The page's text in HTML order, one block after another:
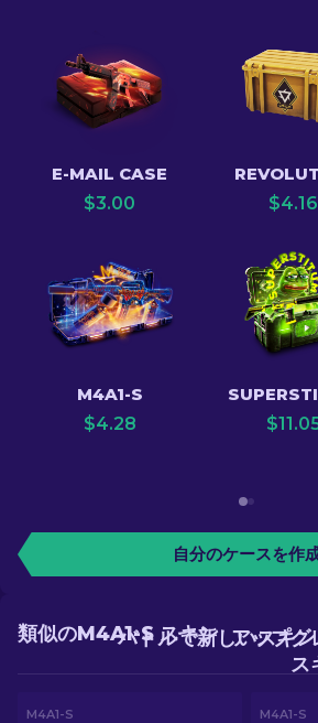
E-MAIL CASE
$3.00
$4.16
M4A1-S
$4.28
$
自分のケースを作
アップグ
ス
バトルで新しいスキ
類似のM4A1-S スキン
M4A1-S M4A1-S